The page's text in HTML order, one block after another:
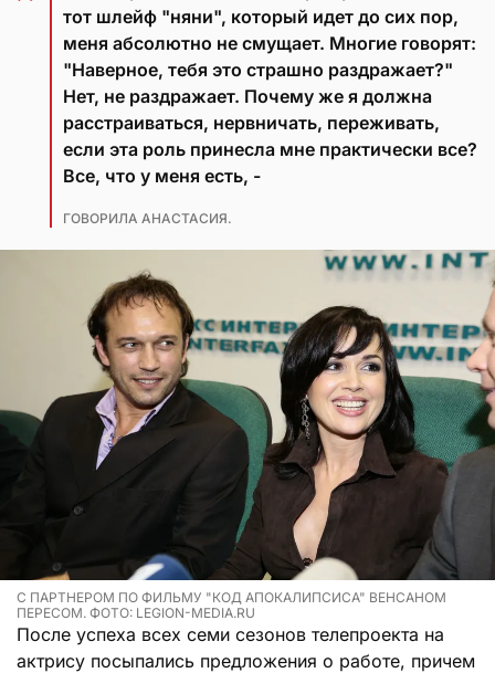
тот шлейф "няни", который идет до сих пор,
меня абсолютно не смущает. Многие говорят:
"Наверное, тебя это страшно раздражает?"
Нет, не раздражает. Почему же я должна
расстраиваться, нервничать, переживать,
если эта роль принесла мне практически все?
Все, что у меня есть, -
ГОВОРИЛА АНАСТАСИЯ.
С ПАРТНЕРОМ ПО ФИЛЬМУ "КОД АПОКАЛИПСИСА" ВЕНСАНОМ
ПЕРЕСОМ. ФОТО: LEGION-MEDIA.RU
После успеха всех семи сезонов телепроекта на
актрису посыпались предложения о работе, причем